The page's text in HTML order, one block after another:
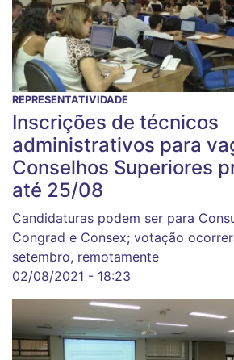
REPRESENTATIVIDADE
Inscrições de técnicos
administrativos para
Conselhos Superiores
até 25/08
Candidaturas podem ser para
Congrad e Consex; votação
setembro, remotamente
02/08/2021 - 18:23